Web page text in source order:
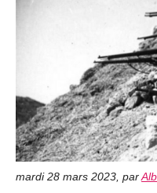
mardi 28 mars 2023 par